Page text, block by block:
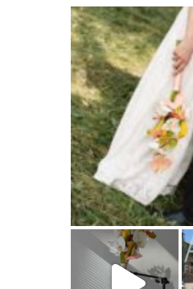
artishokflow